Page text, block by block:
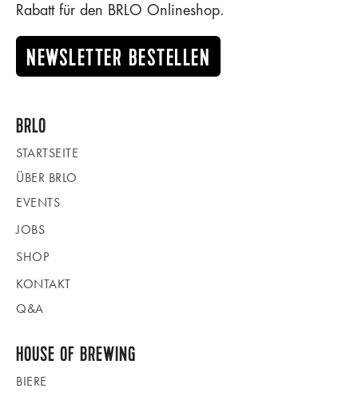
Rabatt für den BRLO Onlineshop.
NEWSLETTER BESTELLEN
BRLO
STARTSEITE
ÜBER BRLO
EVENTS
JOBS
SHOP
KONTAKT
Q&A
HOUSE OF BREWING
BIERE